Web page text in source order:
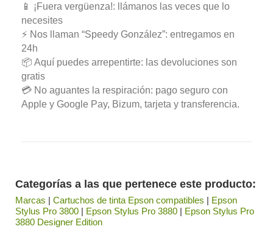
📱 ¡Fuera vergüenza!: llámanos las veces que lo
necesites
⚡ Nos llaman “Speedy González”: entregamos en
24h
📦 Aquí puedes arrepentirte: las devoluciones son
gratis
💳 No aguantes la respiración: pago seguro con
Apple y Google Pay, Bizum, tarjeta y transferencia.
Categorías a las que pertenece este producto:
Marcas | Cartuchos de tinta Epson compatibles | Epson
Stylus Pro 3800 | Epson Stylus Pro 3880 | Epson Stylus Pro
3880 Designer Edition